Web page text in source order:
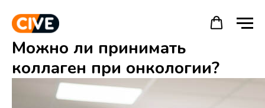
Можно ли принимать
коллаген при онкологии?